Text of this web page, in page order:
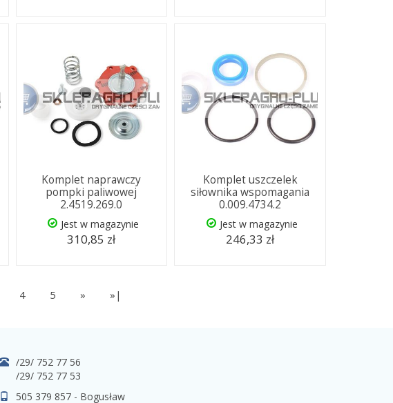
Komplet naprawczy
pompki paliwowej
2.4519.269.0
Jest w magazynie
310,85 zł
Komplet uszczelek
siłownika wspomagania
0.009.4734.2
Jest w magazynie
246,33 zł
4 5 » »|
/29/ 752 77 56
/29/ 752 77 53
505 379 857 - Bogusław